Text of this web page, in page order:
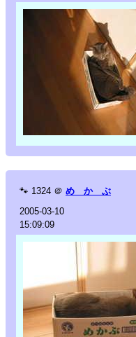
🐾 1324 ＠ め か ぶ
2005-03-10
15:09:09